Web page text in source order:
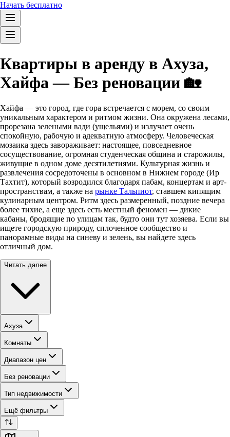
Начать бесплатно
Квартиры в аренду в Ахуза,
Хайфа — Без реновации 🏡
Хайфа — это город, где гора встречается с морем, со своим
уникальным характером и ритмом жизни. Она окружена лесами,
прорезана зелеными вади (ущельями) и излучает очень
спокойную, рабочую и адекватную атмосферу. Человеческая
мозаика здесь завораживает: настоящее, повседневное
сосуществование, огромная студенческая община и старожилы,
живущие в одном доме десятилетиями. Культурная жизнь и
развлечения сосредоточены в основном в Нижнем городе (Ир
Тахтит), который возродился благодаря пабам, концертам и арт-
пространствам, а также на рынке Тальпиот, ставшем кипящим
кулинарным центром. Ритм здесь размеренный, поздние вечера
более тихие, а еще здесь есть местный феномен — дикие
кабаны, бродящие по улицам так, будто они тут хозяева. Если вы
ищете городскую природу, сплоченное сообщество и
панорамные виды на синеву и зелень, вы найдете здесь
отличный дом.
Читать далее
Ахуза
Комнаты
Диапазон цен
Без реновации
Тип недвижимости
Ещё фильтры